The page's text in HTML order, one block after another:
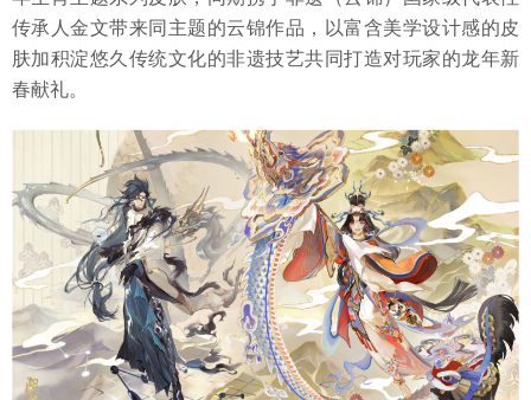
传承人金文带来同主题的云锦作品，以富含美学设计感的皮
肤加积淀悠久传统文化的非遗技艺共同打造对玩家的龙年新
春献礼。